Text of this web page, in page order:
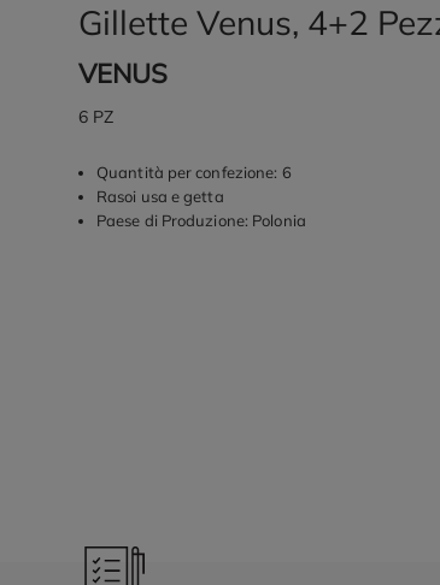
Gillette Venus, 4+2
VENUS
6 PZ
Quantità per confezione: 6
Rasoi usa e getta
Paese di Produzione: Polonia